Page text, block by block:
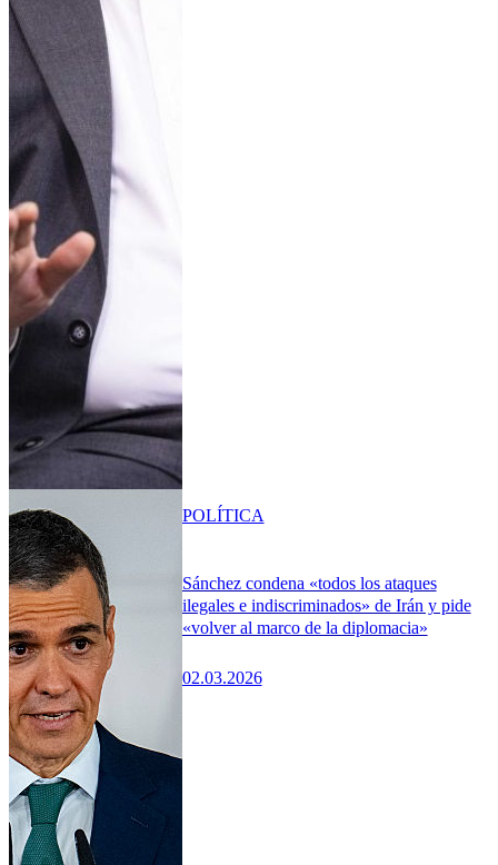
Sánchez condena «todos los ataques
ilegales e indiscriminados» de Irán y pide
«volver al marco de la diplomacia»
02.03.2026
POLÍTICA